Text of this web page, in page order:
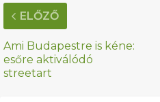
ELŐZŐ
Ami Budapestre is kéne:
esőre aktiválódó
streetart